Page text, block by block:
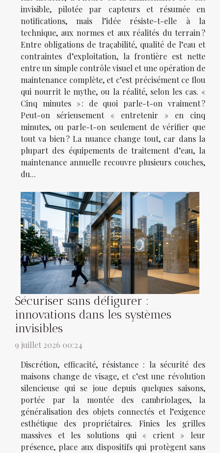
invisible, pilotée par capteurs et résumée en
notifications, mais l’idée résiste-t-elle à la
technique, aux normes et aux réalités du terrain ?
Entre obligations de traçabilité, qualité de l’eau et
contraintes d’exploitation, la frontière est nette
entre un simple contrôle visuel et une opération de
maintenance complète, et c’est précisément ce flou
qui nourrit le mythe, ou la réalité, selon les cas. «
Cinq minutes » : de quoi parle-t-on vraiment ?
Peut-on sérieusement « entretenir » en cinq
minutes, ou parle-t-on seulement de vérifier que
tout va bien ? La nuance change tout, car dans la
plupart des équipements de traitement d’eau, la
maintenance annuelle recouvre plusieurs couches,
du...
Sécuriser sans défigurer :
innovations dans les systèmes
invisibles
9 juillet 2026 00:24
Discrétion, efficacité, résistance : la sécurité des
maisons change de visage, et c’est une révolution
silencieuse qui se joue depuis quelques saisons,
portée par la montée des cambriolages, la
généralisation des objets connectés et l’exigence
esthétique des propriétaires. Finies les grilles
massives et les solutions qui « crient » leur
présence, place aux dispositifs qui protègent sans